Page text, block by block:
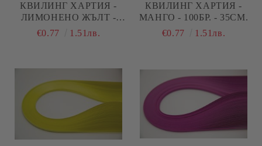
КВИЛИНГ ХАРТИЯ -
ЛИМОНЕНО ЖЪЛТ -
100БР. - 35СМ.
€0.77 1.51лв.
КВИЛИНГ ХАРТИЯ -
МАНГО - 100БР. - 35СМ.
€0.77
1.51лв.